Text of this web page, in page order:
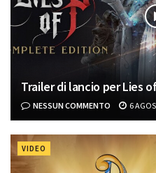
Trailer di lancio per Lies
NESSUN COMMENTO 6
VIDEO